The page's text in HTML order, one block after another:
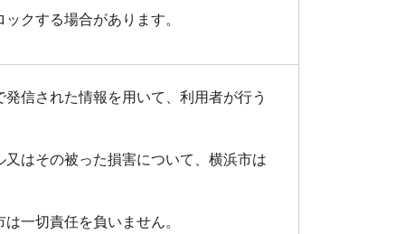
クする場合があります。
信された情報を用いて、利用者が行う
はその被った損害について、横浜市は
一切責任を負いません。